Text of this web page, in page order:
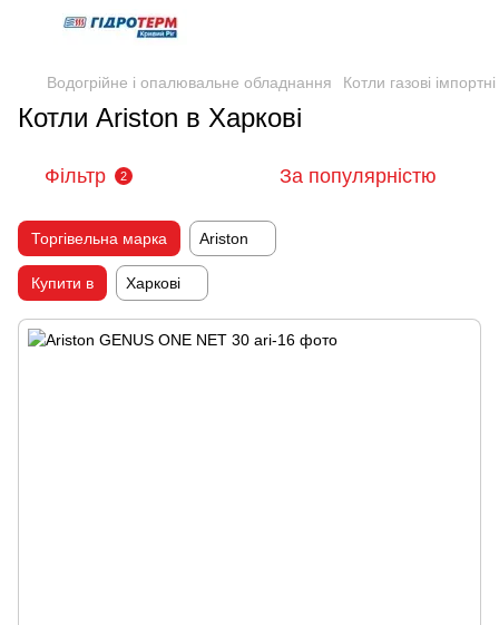
Водогрійне і опалювальне обладнання Котли газові імпортні
Котли Ariston в Харкові
Фільтр 2 За популярністю
Торгівельна марка Ariston
Купити в Харкові